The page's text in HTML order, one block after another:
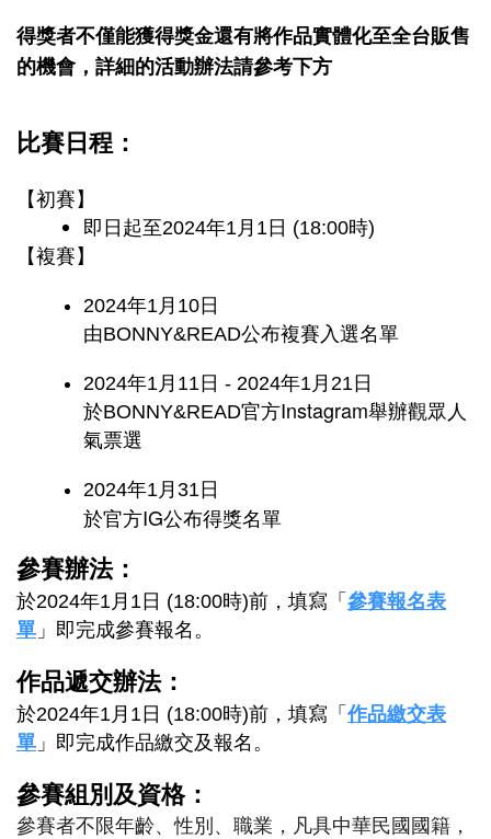
得獎者不僅能獲得獎金還有將作品實體化至全台販售
的機會，詳細的活動辦法請參考下方
比賽日程：
【初賽】
即日起至2024年1月1日 (18:00時)
【複賽】
2024年1月10日
由BONNY&READ公布複賽入選名單
2024年1月11日 - 2024年1月21日
於BONNY&READ官方Instagram舉辦觀眾人
氣票選
2024年1月31日
於官方IG公布得獎名單
參賽辦法：
於2024年1月1日 (18:00時)前，填寫「 參賽報名表
單 」即完成參賽報名。
作品遞交辦法：
於2024年1月1日 (18:00時)前，填寫「 作品繳交表
單 」即完成作品繳交及報名。
參賽組別及資格：
參賽者不限年齡、性別、職業，凡具中華民國國籍，